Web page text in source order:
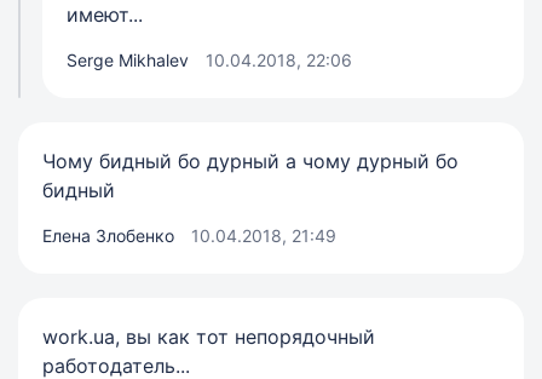
имеют...
Serge Mikhalev 10.04.2018, 22:06
Чому бидный бо дурный а чому дурный бо
бидный
Елена Злобенко 10.04.2018, 21:49
work.ua, вы как тот непорядочный
работодатель...